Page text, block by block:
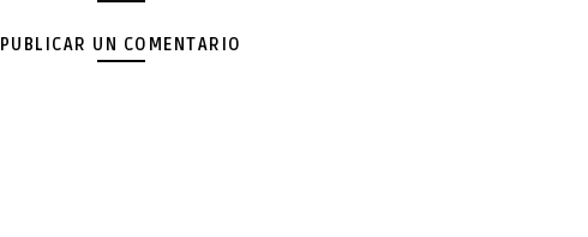
PUBLICAR UN COMENTARIO